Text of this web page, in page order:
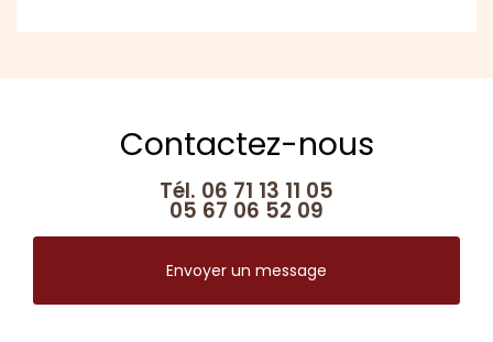
Contactez-nous
Tél. 06 71 13 11 05
05 67 06 52 09
Envoyer un message